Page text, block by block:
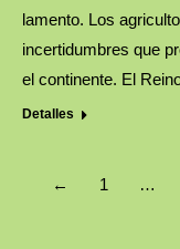
lamento. Los
incertidumbres que
el continente. El
Detalles
← 1 …